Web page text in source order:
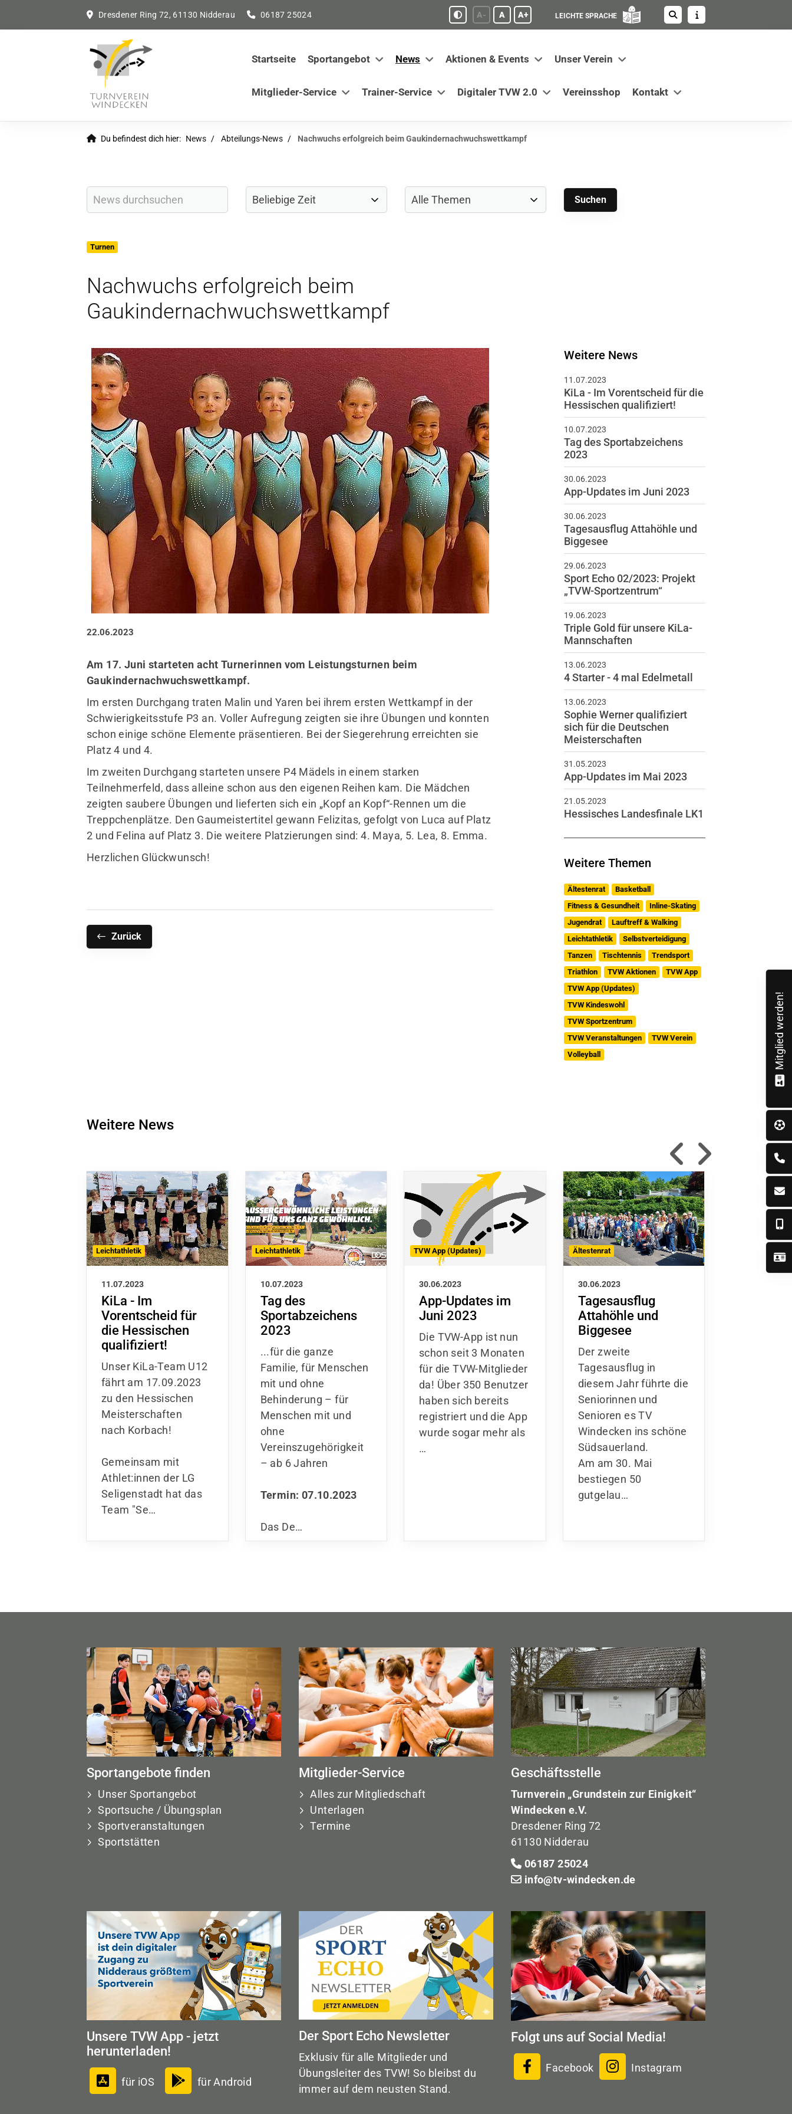
Dresdener Ring 72, 61130 Nidderau 06187 25024 A- A A+ LEICHTE SPRACHE
Startseite Sportangebot News Aktionen & Events Unser Verein
Mitglieder-Service Trainer-Service Digitaler TVW 2.0 Vereinsshop Kontakt
Du befindest dich hier: News Abteilungs-News Nachwuchs erfolgreich beim Gaukindernachwuchswettkampf
Turnen
Nachwuchs erfolgreich beim
Gaukindernachwuchswettkampf
22.06.2023
Am 17. Juni starteten acht Turnerinnen vom Leistungsturnen beim
Gaukindernachwuchswettkampf.
Im ersten Durchgang traten Malin und Yaren bei ihrem ersten Wettkampf in der
Schwierigkeitsstufe P3 an. Voller Aufregung zeigten sie ihre Übungen und konnten
schon einige schöne Elemente präsentieren. Bei der Siegerehrung erreichten sie
Platz 4 und 4.
Im zweiten Durchgang starteten unsere P4 Mädels in einem starken
Teilnehmerfeld, dass alleine schon aus den eigenen Reihen kam. Die Mädchen
zeigten saubere Übungen und lieferten sich ein „Kopf an Kopf“-Rennen um die
Treppchenplätze. Den Gaumeistertitel gewann Felizitas, gefolgt von Luca auf Platz
2 und Felina auf Platz 3. Die weitere Platzierungen sind: 4. Maya, 5. Lea, 8. Emma.
Herzlichen Glückwunsch!
Zurück
Weitere News
11.07.2023
KiLa - Im Vorentscheid für die
Hessischen qualifiziert!
10.07.2023
Tag des Sportabzeichens
2023
30.06.2023
App-Updates im Juni 2023
30.06.2023
Tagesausflug Attahöhle und
Biggesee
29.06.2023
Sport Echo 02/2023: Projekt
„TVW-Sportzentrum“
19.06.2023
Triple Gold für unsere KiLa-
Mannschaften
13.06.2023
4 Starter - 4 mal Edelmetall
13.06.2023
Sophie Werner qualifiziert
sich für die Deutschen
Meisterschaften
31.05.2023
App-Updates im Mai 2023
21.05.2023
Hessisches Landesfinale LK1
Weitere Themen
Ältestenrat
Basketball
Fitness & Gesundheit
Inline-Skating
Jugendrat
Lauftreff & Walking
Leichtathletik
Selbstverteidigung
Tanzen
Tischtennis
Trendsport
Triathlon
TVW Aktionen
TVW App
TVW App (Updates)
TVW Kindeswohl
TVW Sportzentrum
TVW Veranstaltungen
TVW Verein
Volleyball
Weitere News
Leichtathletik
11.07.2023
KiLa - Im
Vorentscheid für
die Hessischen
qualifiziert!
Unser KiLa-Team U12
fährt am 17.09.2023
zu den Hessischen
Meisterschaften
nach Korbach!
Gemeinsam mit
Athlet:innen der LG
Seligenstadt hat das
Team "Se…
Leichtathletik
10.07.2023
Tag des
Sportabzeichens
2023
...für die ganze
Familie, für Menschen
mit und ohne
Behinderung – für
Menschen mit und
ohne
Vereinszugehörigkeit
– ab 6 Jahren
Termin: 07.10.2023
Das De…
TVW App (Updates)
30.06.2023
App-Updates im
Juni 2023
Die TVW-App ist nun
schon seit 3 Monaten
für die TVW-Mitglieder
da! Über 350 Benutzer
haben sich bereits
registriert und die App
wurde sogar mehr als
…
Ältestenrat
30.06.2023
Tagesausflug
Attahöhle und
Biggesee
Der zweite
Tagesausflug in
diesem Jahr führte die
Seniorinnen und
Senioren es TV
Windecken ins schöne
Südsauerland.
Am am 30. Mai
bestiegen 50
gutgelau…
TVW
Sportangebote finden
Unser Sportangebot
Sportsuche / Übungsplan
Sportveranstaltungen
Sportstätten
Mitglieder-Service
Alles zur Mitgliedschaft
Unterlagen
Termine
Geschäftsstelle
Turnverein „Grundstein zur Einigkeit“
Windecken e.V.
Dresdener Ring 72
61130 Nidderau
06187 25024
info@tv-windecken.de
Unsere TVW App - jetzt
herunterladen!
für iOS für Android
Der Sport Echo Newsletter
Exklusiv für alle Mitglieder und
Übungsleiter des TVW! So bleibst du
immer auf dem neusten Stand.
Folgt uns auf Social Media!
Facebook Instagram
Mitglied werden!
Wichtige Informationen
Sportangebote finden
Sportsuche / Übungsplan
Sportstätten
Mitglieder-Service Geschäftsstelle
Turnverein „Grundstein zur
Einigkeit“ Windecken e.V.
Dresdener Ring 72
61130 Nidderau
06187 25024
info@tv-windecken.de